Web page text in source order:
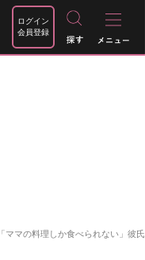
ログイン
会員登録
「ママの料理しか食べられない」彼氏